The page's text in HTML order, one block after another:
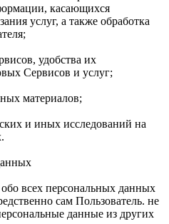
касающихся
услуг, а также обработка
удобства их
Сервисов и услуг;
материалов;
и иных исследований на
всех персональных данных
сам Пользователь. не
данные из других